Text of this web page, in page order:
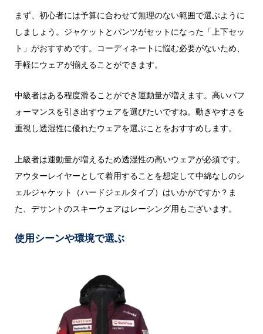
まず、初心者には予算に合わせて無理のない範囲で選ぶように
しましょう。ジャケットとパンツがセットになった「上下セッ
ト」がおすすめです。コーディネートに悩む必要がないため、
手軽にウェアが揃えることができます。
中級者はある程度滑ることができ運動量が増えます。高いパフ
ォーマンスを引き出すウェアを選びたいですね。動きやすさを
重視し透湿性に優れたウェアを選ぶことをおすすめします。
上級者は運動量が増えるため透湿性の高いウェアが必須です。
アウターレイヤーとして着用することを想定して中綿なしのシ
ェルジャケット（ハードジェルタイプ）はいかがですか？ま
た、デサントのスキーウェアはレーシング用もございます。
使用シーンや環境で選ぶ